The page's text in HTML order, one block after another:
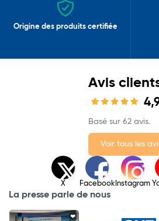
Origine des produits certifiée
Avis
Basé sur 62 avis.
Voir tous les
X Facebook Instagram
La presse parle de nous